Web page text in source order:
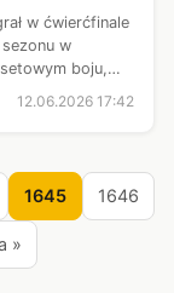
w ćwierćfinale
w
boju,
12.06.2026 17:42
1645 1646
»